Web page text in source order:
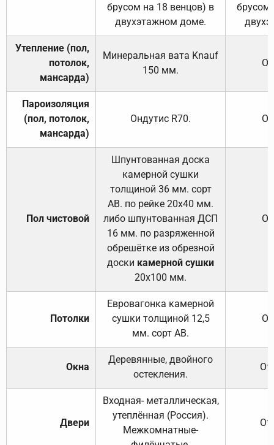
брусом на 18 венцов) в
двухэтажном доме.
брусом
Утепление (пол,
потолок,
мансарда)
Минеральная вата Knauf
150 мм.
Пароизоляция
(пол, потолок,
мансарда)
Ондутис R70.
Пол чистовой
Шпунтованная доска
камерной сушки
толщиной 36 мм. сорт
АВ. по рейке 20х40 мм.
либо шпунтованная ДСП
16 мм. по разряженной
обрешётке из обрезной
доски камерной сушки
20х100 мм.
Потолки
Евровагонка камерной
сушки толщиной 12,5
мм. сорт АВ.
Окна
Деревянные, двойного
остекления.
Двери
Входная- металлическая,
утеплённая (Россия).
Межкомнатные-